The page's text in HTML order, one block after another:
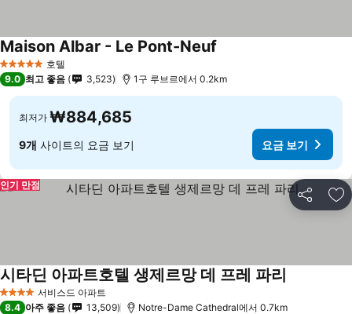
5 성급 호텔
Maison Albar - Le Pont-Neuf
9.0 최고 좋음 3,523 1구 루브르에서 0.2km
최저가 ₩884,685
9개 사이트의 요금 보기 요금 보기
공유 즐
인기 만점
4 성급 서비스드 아파트
시타딘 아파트호텔 생제르망 데 프레 파리
8.4 아주 좋음 13,509 Notre-Dame Cathedral에서 0.7km